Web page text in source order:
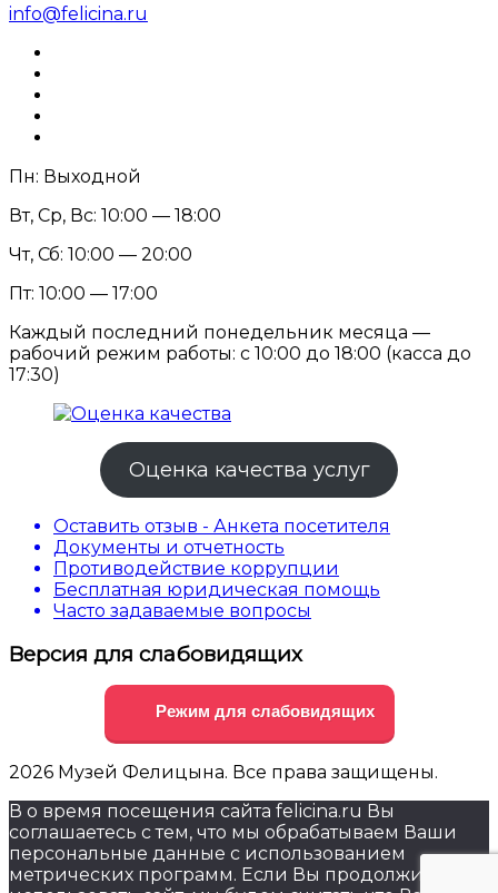
info@felicina.ru
Пн: Выходной
Вт, Ср, Вс: 10:00 — 18:00
Чт, Сб: 10:00 — 20:00
Пт: 10:00 — 17:00
Каждый последний понедельник месяца —
рабочий режим работы: с 10:00 до 18:00 (касса до
17:30)
Оценка качества услуг
Оставить отзыв - Анкета посетителя
Документы и отчетность
Противодействие коррупции
Бесплатная юридическая помощь
Часто задаваемые вопросы
Версия для слабовидящих
Режим для слабовидящих
2026 Музей Фелицына. Все права защищены.
В о время посещения сайта felicina.ru Вы
соглашаетесь с тем, что мы обрабатываем Ваши
персональные данные с использованием
метрических программ. Если Вы продолжите